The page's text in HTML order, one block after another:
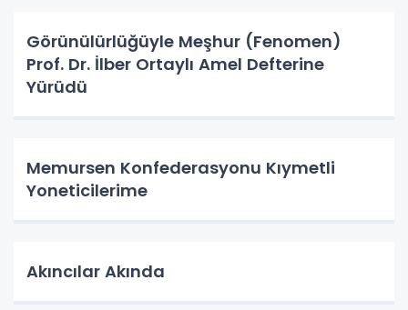
Görünülürlüğüyle Meşhur (Fenomen)
Prof. Dr. İlber Ortaylı Amel Defterine
Yürüdü
Memursen Konfederasyonu Kıymetli
Yoneticilerime
Akıncılar Akında